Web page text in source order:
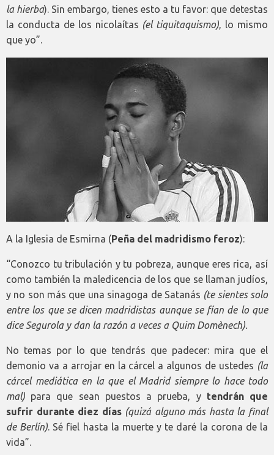
la hierba). Sin embargo, tienes esto a tu favor: que detestas
la conducta de los nicolaítas (el tiquitaquismo) , lo mismo
que yo”.
A la Iglesia de Esmirna (Peña del madridismo feroz):
“Conozco tu tribulación y tu pobreza, aunque eres rica, así
como también la maledicencia de los que se llaman judíos,
y no son más que una sinagoga de Satanás (te sientes solo
entre los que se dicen madridistas aunque se fían de lo que
dice Segurola y dan la razón a veces a Quim Domènech).
No temas por lo que tendrás que padecer: mira que el
demonio va a arrojar en la cárcel a algunos de ustedes (la
cárcel mediática en la que el Madrid siempre lo hace todo
mal) para que sean puestos a prueba, y tendrán que
sufrir durante diez días (quizá alguno más hasta la final
de Berlín) . Sé fiel hasta la muerte y te daré la corona de la
vida”.